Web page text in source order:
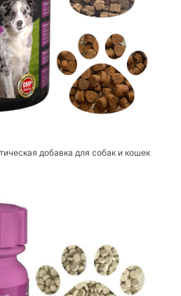
добавка для собак и кошек